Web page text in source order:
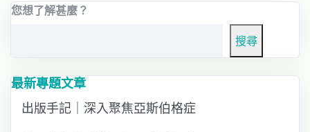
您想了解甚麼？
搜尋
最新專題文章
出版手記｜深入聚焦亞斯伯格症